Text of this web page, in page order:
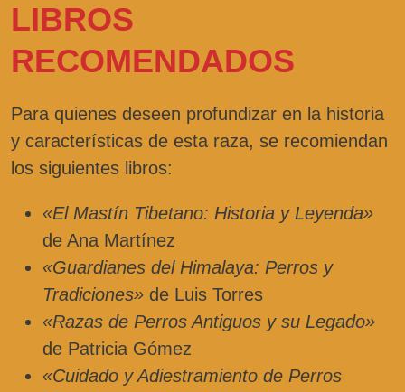
LIBROS
RECOMENDADOS
Para quienes deseen profundizar en la historia
y características de esta raza, se recomiendan
los siguientes libros:
«El Mastín Tibetano: Historia y Leyenda»
de Ana Martínez
«Guardianes del Himalaya: Perros y
Tradiciones» de Luis Torres
«Razas de Perros Antiguos y su Legado»
de Patricia Gómez
«Cuidado y Adiestramiento de Perros